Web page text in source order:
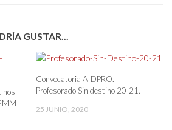
GUSTAR...
Convocatoria AIDPRO.
Profesorado Sin destino 20-21.
25 JUNIO, 2020